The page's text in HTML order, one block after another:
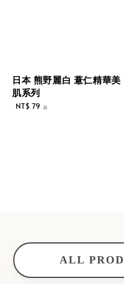
日本 熊野麗白 薏仁精華美
肌系列
Regular
NT$ 79 起
ALL